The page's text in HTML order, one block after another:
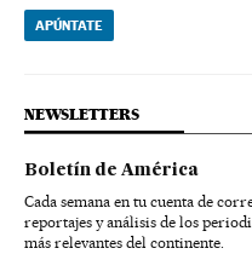
APÚNTATE
NEWSLETTERS
Boletín de América
Cada semana en tu cuenta de
reportajes y análisis de los
más relevantes del continente.